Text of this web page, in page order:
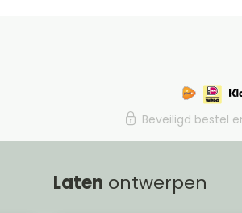
Beveiligd bestel
Laten ontwerpen